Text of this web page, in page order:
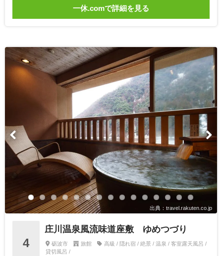
一休.comで詳細を見る
出典：travel.rakuten.co.jp
4
庄川温泉風流味道座敷 ゆめつづり
砺波市 旅館
高級 / 隠れ宿 / 絶景 / 温泉 / 客室露天風呂 /
貸切風呂 /